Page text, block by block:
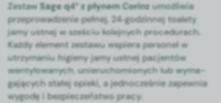
Zestaw Sage q4° z płynem Cor­inz umożli­wia
przeprowadze­nie pełnej, 24‑godzinnej toale­ty
jamy ust­nej w sześ­ciu kole­jnych pro­ce­du­rach.
Każdy ele­ment zestawu wspiera per­son­el w
utrzy­ma­niu higieny jamy ust­nej pac­jen­tów
wenty­lowanych, unieru­chomionych lub wyma­
ga­ją­cych stałej opie­ki, a jed­nocześnie zapew­nia
wygodę i bez­pieczeńst­wo pra­cy.